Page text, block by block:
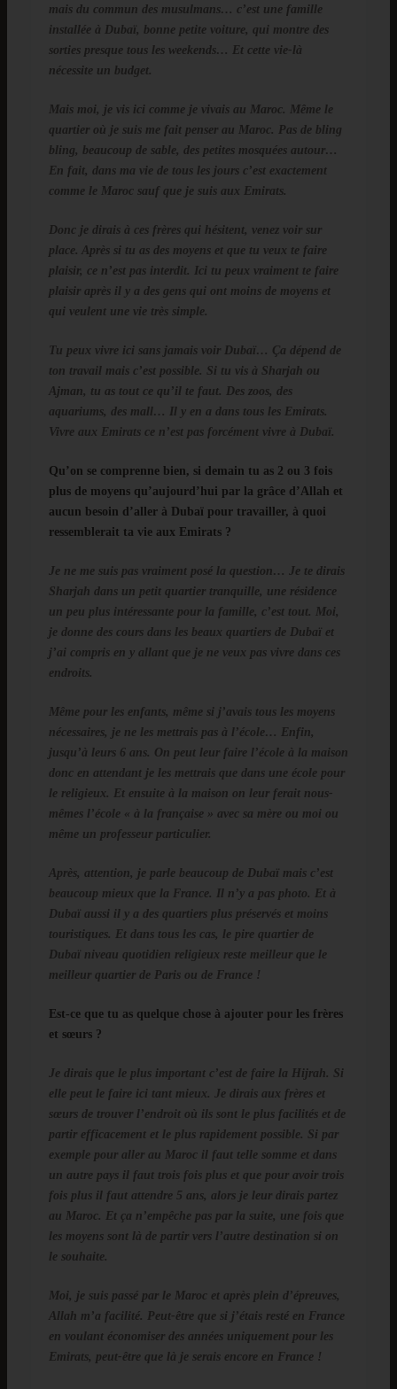
mais du commun des musulmans… c’est une famille
installée à Dubaï, bonne petite voiture, qui montre des
sorties presque tous les weekends… Et cette vie-là
nécessite un budget.
Mais moi, je vis ici comme je vivais au Maroc. Même le
quartier où je suis me fait penser au Maroc. Pas de bling
bling, beaucoup de sable, des petites mosquées autour…
En fait, dans ma vie de tous les jours c’est exactement
comme le Maroc sauf que je suis aux Emirats.
Donc je dirais à ces frères qui hésitent, venez voir sur
place. Après si tu as des moyens et que tu veux te faire
plaisir, ce n’est pas interdit. Ici tu peux vraiment te faire
plaisir après il y a des gens qui ont moins de moyens et
qui veulent une vie très simple.
Tu peux vivre ici sans jamais voir Dubaï… Ça dépend de
ton travail mais c’est possible. Si tu vis à Sharjah ou
Ajman, tu as tout ce qu’il te faut. Des zoos, des
aquariums, des mall… Il y en a dans tous les Emirats.
Vivre aux Emirats ce n’est pas forcément vivre à Dubaï.
Qu’on se comprenne bien, si demain tu as 2 ou 3 fois
plus de moyens qu’aujourd’hui par la grâce d’Allah et
aucun besoin d’aller à Dubaï pour travailler, à quoi
ressemblerait ta vie aux Emirats ?
Je ne me suis pas vraiment posé la question… Je te dirais
Sharjah dans un petit quartier tranquille, une résidence
un peu plus intéressante pour la famille, c’est tout. Moi,
je donne des cours dans les beaux quartiers de Dubaï et
j’ai compris en y allant que je ne veux pas vivre dans ces
endroits.
Même pour les enfants, même si j’avais tous les moyens
nécessaires, je ne les mettrais pas à l’école… Enfin,
jusqu’à leurs 6 ans. On peut leur faire l’école à la maison
donc en attendant je les mettrais que dans une école pour
le religieux. Et ensuite à la maison on leur ferait nous-
mêmes l’école « à la française » avec sa mère ou moi ou
même un professeur particulier.
Après, attention, je parle beaucoup de Dubaï mais c’est
beaucoup mieux que la France. Il n’y a pas photo. Et à
Dubaï aussi il y a des quartiers plus préservés et moins
touristiques. Et dans tous les cas, le pire quartier de
Dubaï niveau quotidien religieux reste meilleur que le
meilleur quartier de Paris ou de France !
Est-ce que tu as quelque chose à ajouter pour les frères
et sœurs ?
Je dirais que le plus important c’est de faire la Hijrah. Si
elle peut le faire ici tant mieux. Je dirais aux frères et
sœurs de trouver l’endroit où ils sont le plus facilités et de
partir efficacement et le plus rapidement possible. Si par
exemple pour aller au Maroc il faut telle somme et dans
un autre pays il faut trois fois plus et que pour avoir trois
fois plus il faut attendre 5 ans, alors je leur dirais partez
au Maroc. Et ça n’empêche pas par la suite, une fois que
les moyens sont là de partir vers l’autre destination si on
le souhaite.
Moi, je suis passé par le Maroc et après plein d’épreuves,
Allah m’a facilité. Peut-être que si j’étais resté en France
en voulant économiser des années uniquement pour les
Emirats, peut-être que là je serais encore en France !